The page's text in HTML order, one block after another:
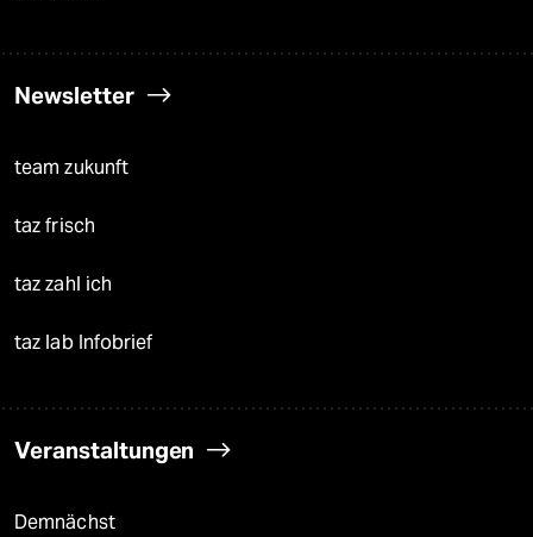
Newsletter
team zukunft
taz frisch
taz zahl ich
taz lab Infobrief
Veranstaltungen
Demnächst